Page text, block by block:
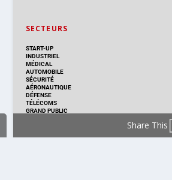
SECTEURS
START-UP
INDUSTRIEL
MÉDICAL
AUTOMOBILE
SÉCURITÉ
AÉRONAUTIQUE
DÉFENSE
TÉLÉCOMS
GRAND PUBLIC
Share This